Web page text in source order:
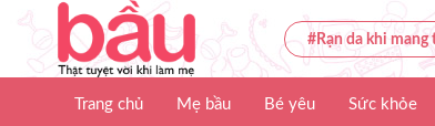
#Rạn da khi mang
Trang chủ Mẹ bầu Bé yêu Sức khỏe